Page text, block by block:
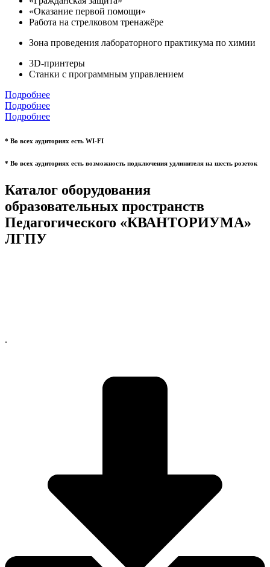
«Оказание первой помощи»
Работа на стрелковом тренажёре
Зона проведения лабораторного практикума по химии
3D-принтеры
Станки с программным управлением
Подробнее
Подробнее
Подробнее
* Во всех аудиториях есть WI-FI
* Во всех аудиториях есть возможность подключения удлинителя на шесть розеток
Каталог оборудования
образовательных пространств
Педагогического «КВАНТОРИУМА»
ЛГПУ
.